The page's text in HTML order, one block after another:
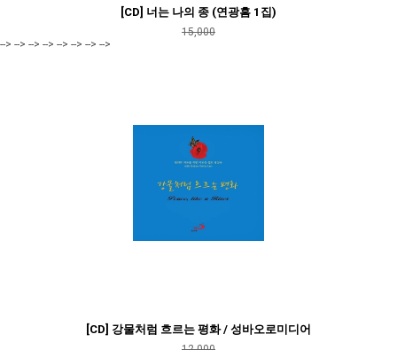
[CD] 너는 나의 종 (연광흠 1집)
15,000
--> --> --> --> --> --> --> -->
[CD] 강물처럼 흐르는 평화 / 성바오로미디어